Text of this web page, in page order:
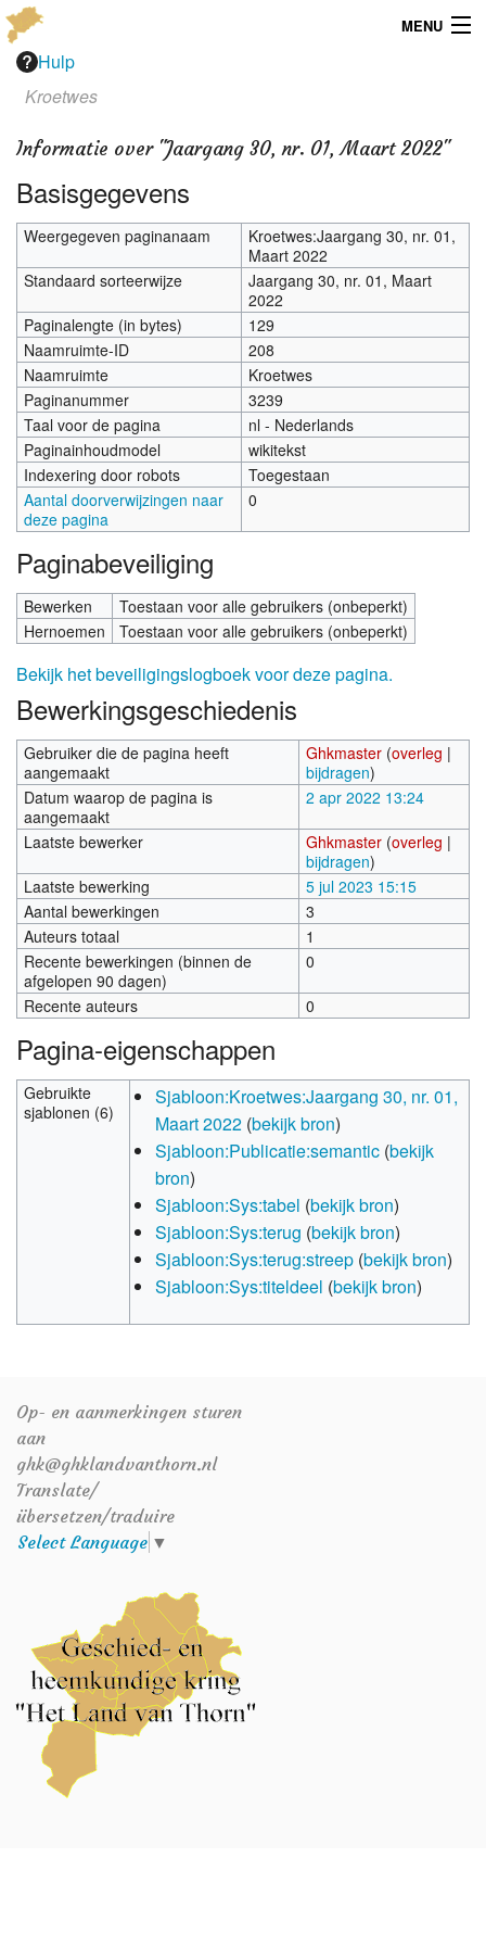
MENU
Menu
Locaties
Kaarten
Overig
Verenigingsinfo
Hulp
Kroetwes
Informatie over "Jaargang 30, nr. 01, Maart 2022"
Basisgegevens
Weergegeven paginanaam
Kroetwes:Jaargang 30, nr. 01,
Maart 2022
Standaard sorteerwijze
Jaargang 30, nr. 01, Maart
2022
Paginalengte (in bytes)
129
Naamruimte-ID
208
Naamruimte
Kroetwes
Paginanummer
3239
Taal voor de pagina
nl - Nederlands
Paginainhoudmodel
wikitekst
Indexering door robots
Toegestaan
Aantal doorverwijzingen naar
deze pagina
0
Paginabeveiliging
Bewerken
Toestaan voor alle gebruikers (onbeperkt)
Hernoemen
Toestaan voor alle gebruikers (onbeperkt)
Bekijk het beveiligingslogboek voor deze pagina.
Bewerkingsgeschiedenis
Gebruiker die de pagina heeft
aangemaakt
Ghkmaster (overleg |
bijdragen)
Datum waarop de pagina is
aangemaakt
2 apr 2022 13:24
Laatste bewerker Ghkmaster (overleg |
bijdragen)
Laatste bewerking
5 jul 2023 15:15
Aantal bewerkingen
3
Auteurs totaal
1
Recente bewerkingen (binnen de
afgelopen 90 dagen)
0
Recente auteurs 0
Pagina-eigenschappen
Gebruikte
sjablonen (6)
Sjabloon:Kroetwes:Jaargang 30, nr. 01,
Maart 2022 (bekijk bron)
Sjabloon:Publicatie:semantic (bekijk
bron)
Sjabloon:Sys:tabel (bekijk bron)
Sjabloon:Sys:terug (bekijk bron)
Sjabloon:Sys:terug:streep (bekijk bron)
Sjabloon:Sys:titeldeel (bekijk bron)
Op- en aanmerkingen sturen
aan
ghk@ghklandvanthorn.nl
Translate/
übersetzen/traduire
Select Language ▼